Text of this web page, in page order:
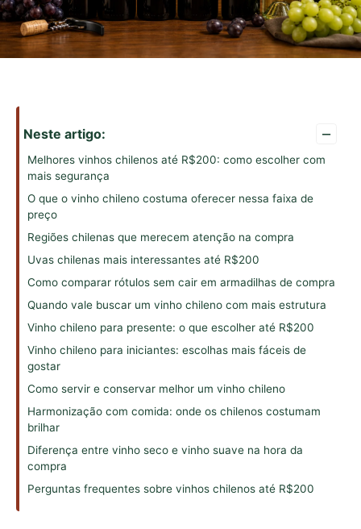
Neste artigo: –
Melhores vinhos chilenos até R$200: como escolher com
mais segurança
O que o vinho chileno costuma oferecer nessa faixa de
preço
Regiões chilenas que merecem atenção na compra
Uvas chilenas mais interessantes até R$200
Como comparar rótulos sem cair em armadilhas de compra
Quando vale buscar um vinho chileno com mais estrutura
Vinho chileno para presente: o que escolher até R$200
Vinho chileno para iniciantes: escolhas mais fáceis de
gostar
Como servir e conservar melhor um vinho chileno
Harmonização com comida: onde os chilenos costumam
brilhar
Diferença entre vinho seco e vinho suave na hora da
compra
Perguntas frequentes sobre vinhos chilenos até R$200